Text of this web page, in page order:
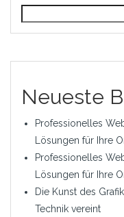
Neueste
Professionelles
Lösungen für Ihre
Professionelles
Lösungen für Ihre
Die Kunst des
Technik vereint